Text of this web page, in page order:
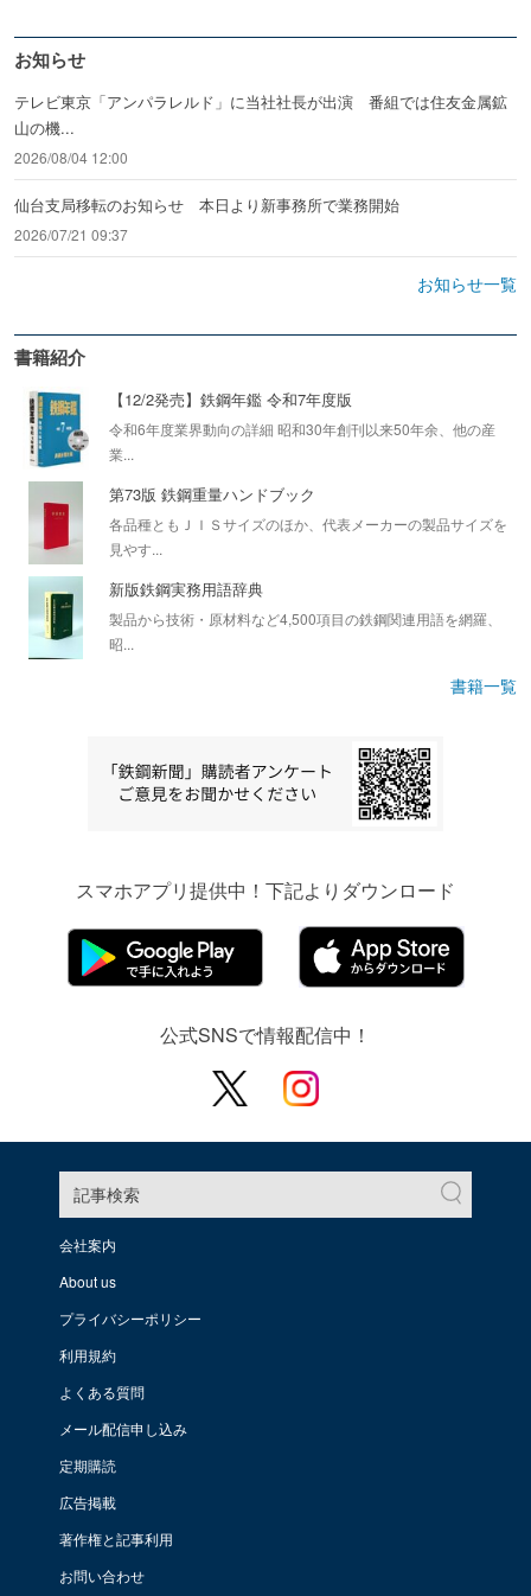
お知らせ
テレビ東京「アンパラレルド」に当社社長が出演 番組では住友金属鉱
山の機...
2026/08/04 12:00
仙台支局移転のお知らせ 本日より新事務所で業務開始
2026/07/21 09:37
お知らせ一覧
書籍紹介
【12/2発売】鉄鋼年鑑 令和7年度版
令和6年度業界動向の詳細 昭和30年創刊以来50年余、他の産
業...
第73版 鉄鋼重量ハンドブック
各品種ともＪＩＳサイズのほか、代表メーカーの製品サイズを
見やす...
新版鉄鋼実務用語辞典
製品から技術・原材料など4,500項目の鉄鋼関連用語を網羅、
昭...
書籍一覧
スマホアプリ提供中！下記よりダウンロード
公式SNSで情報配信中！
記事検索
会社案内
About us
プライバシーポリシー
利用規約
よくある質問
メール配信申し込み
定期購読
広告掲載
著作権と記事利用
お問い合わせ